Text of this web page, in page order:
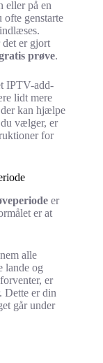
eller på en
ofte genstarte
er gjort
prøve.
IPTV-add-
lidt mere
der kan hjælpe
vælger, er
for
er
er at
alle
lande og
er
Dette er din
går under